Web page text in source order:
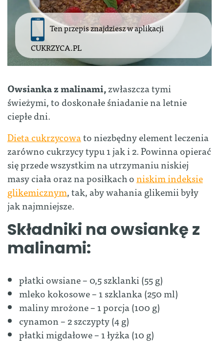
Ten przepis znajdziesz w aplikacji
CUKRZYCA.PL
Owsianka z malinami,zwłaszcza tymi
świeżymi, to doskonałe śniadanie na letnie
ciepłe dni.
Dieta cukrzycowato niezbędny element leczenia
zarówno cukrzycy typu 1 jak i 2. Powinna opierać
się przede wszystkim na utrzymaniu niskiej
masy ciała oraz na posiłkach oniskim indeksie
glikemicznym, tak, aby wahania glikemii były
jak najmniejsze.
Składniki na owsiankę z
malinami:
płatki owsiane – 0,5 szklanki (55 g)
mleko kokosowe – 1 szklanka (250 ml)
maliny mrożone – 1 porcja (100 g)
cynamon – 2 szczypty (4 g)
płatki migdałowe – 1 łyżka (10 g)